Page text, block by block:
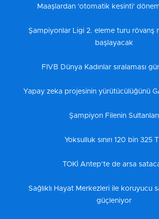
Maaşlardan 'otomatik kesinti'
Şampiyonlar Ligi 2. eleme turu rövanş
başlayacak
FIVB Dünya Kadınlar sıralaması
Yapay zeka projesinin yürütücülüğünü
Şampiyon Filenin Sultanları
Yoksulluk sınırı 120 bin 325
TOKİ Antep’te de arsa
Sağlıklı Hayat Merkezleri ile koruyucu
güçleniyor